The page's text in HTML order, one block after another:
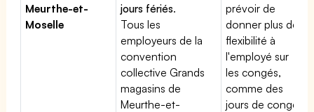
Meurthe-et-
Moselle
jours fériés.
Tous les
employeurs de la
convention
collective Grands
magasins de
Meurthe-et-
prévoir de
donner plus de
flexibilité à
l'employé sur
les congés,
comme des
jours de congé